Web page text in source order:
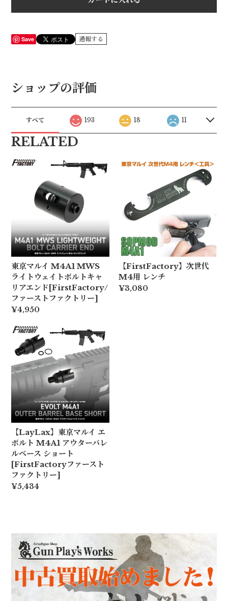
Save 通報する
ショップの評価
すべて 193 18 11
RELATED
東京マルイ M4A1 MWS
ライトウェイトボルトキャ
リアエンド[FirstFactory/
ファーストファクトリー]
¥4,950
【FirstFactory】次世代
M4用 レンチ
¥3,080
【LayLax】東京マルイ エ
ボルト M4A1 アウターバレ
ルベース ショート
[FirstFactoryファースト
ファクトリー]
¥5,434